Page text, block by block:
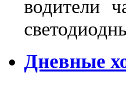
водители
Дневные